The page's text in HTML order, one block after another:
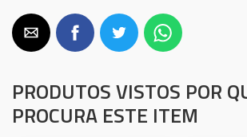
PRODUTOS VISTOS POR
PROCURA ESTE ITEM